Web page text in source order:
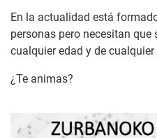
En la actualidad está
personas pero necesitan que
cualquier edad y de cualquier
¿Te animas?